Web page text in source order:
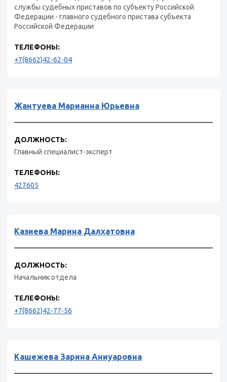
службы судебных приставов по субъекту Российской
Федерации - главного судебного пристава субъекта
Российской Федерации
ТЕЛЕФОНЫ:
+7(8662)42-62-04
Жантуева Марианна Юрьевна
ДОЛЖНОСТЬ:
Главный специалист-эксперт
ТЕЛЕФОНЫ:
427605
Казиева Марина Далхатовна
ДОЛЖНОСТЬ:
Начальник отдела
ТЕЛЕФОНЫ:
+7(8662)42-77-56
Кашежева Зарина Аниуаровна